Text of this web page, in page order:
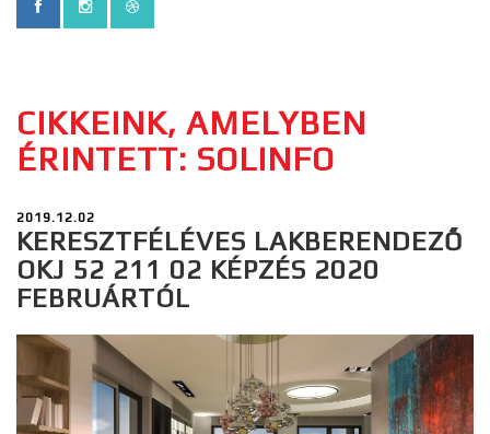
CIKKEINK, AMELYBEN
ÉRINTETT: SOLINFO
2019.12.02
KERESZTFÉLÉVES LAKBERENDEZŐ
OKJ 52 211 02 KÉPZÉS 2020
FEBRUÁRTÓL